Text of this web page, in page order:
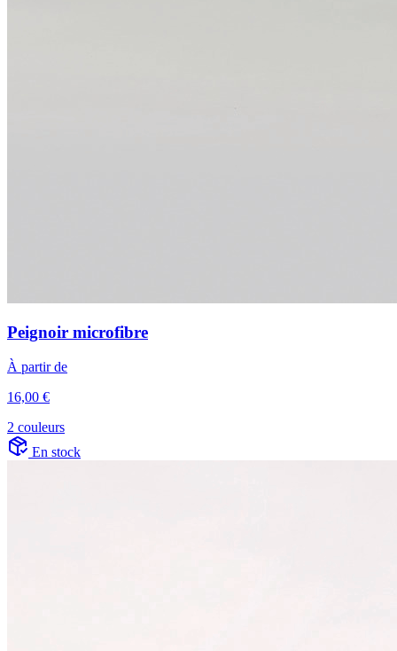
Peignoir microfibre
À partir de
16,00 €
2 couleurs
En stock